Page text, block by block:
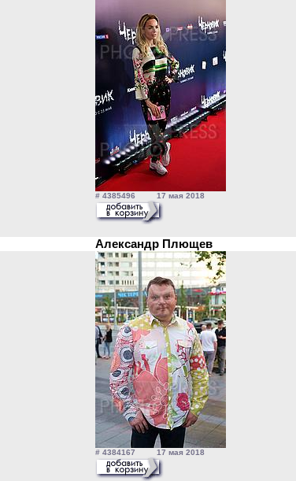
# 4385496 17 мая 2018
Александр Плющев
# 4384167 17 мая 2018